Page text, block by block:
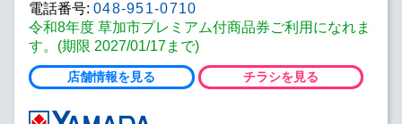
電話番号: 048-951-0710
令和8年度 草加市プレミアム付商品券ご利用になれま
す。(期限 2027/01/17まで)
店舗情報を見る チラシを見る